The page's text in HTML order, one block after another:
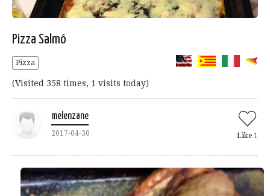
Pizza Salmó
Pizza
(Visited 358 times, 1 visits today)
melenzane
2017-04-30 Like 1